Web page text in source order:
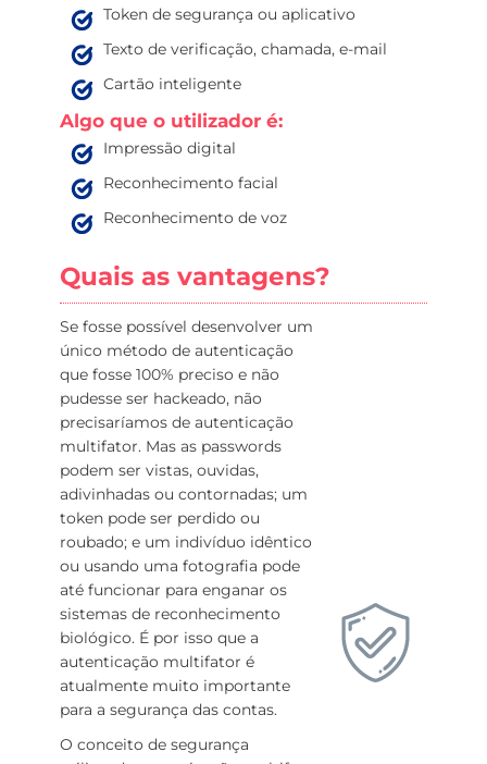
Token de segurança ou aplicativo
Texto de verificação, chamada, e-mail
Cartão inteligente
Algo que o utilizador é:
Impressão digital
Reconhecimento facial
Reconhecimento de voz
Quais as vantagens?
Se fosse possível desenvolver um
único método de autenticação
que fosse 100% preciso e não
pudesse ser hackeado, não
precisaríamos de autenticação
multifator. Mas as passwords
podem ser vistas, ouvidas,
adivinhadas ou contornadas; um
token pode ser perdido ou
roubado; e um indivíduo idêntico
ou usando uma fotografia pode
até funcionar para enganar os
sistemas de reconhecimento
biológico. É por isso que a
autenticação multifator é
atualmente muito importante
para a segurança das contas.
O conceito de segurança